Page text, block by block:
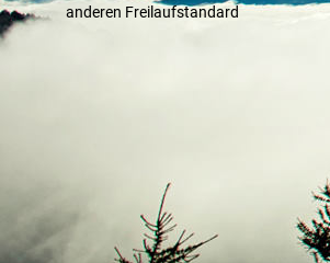
anderen Freilaufstandard